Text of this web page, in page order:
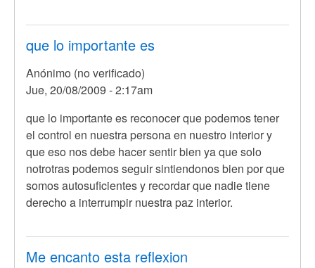
que lo importante es
Anónimo (no verificado)
Jue, 20/08/2009 - 2:17am
que lo importante es reconocer que podemos tener
el control en nuestra persona en nuestro interior y
que eso nos debe hacer sentir bien ya que solo
notrotras podemos seguir sintiendonos bien por que
somos autosuficientes y recordar que nadie tiene
derecho a interrumpir nuestra paz interior.
Me encanto esta reflexion